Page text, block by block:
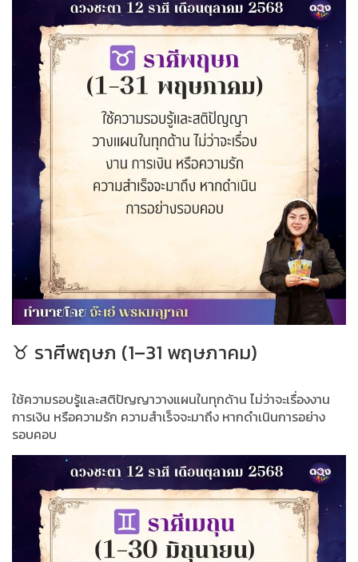
♉ ราศีพฤษภ (1–31 พฤษภาคม)
ใช้ความรอบรู้และสติปัญญาวางแผนในทุกด้าน ไม่ว่าจะเรื่องงาน
การเงิน หรือความรัก ความสำเร็จจะมาถึง หากดำเนินการอย่าง
รอบคอบ